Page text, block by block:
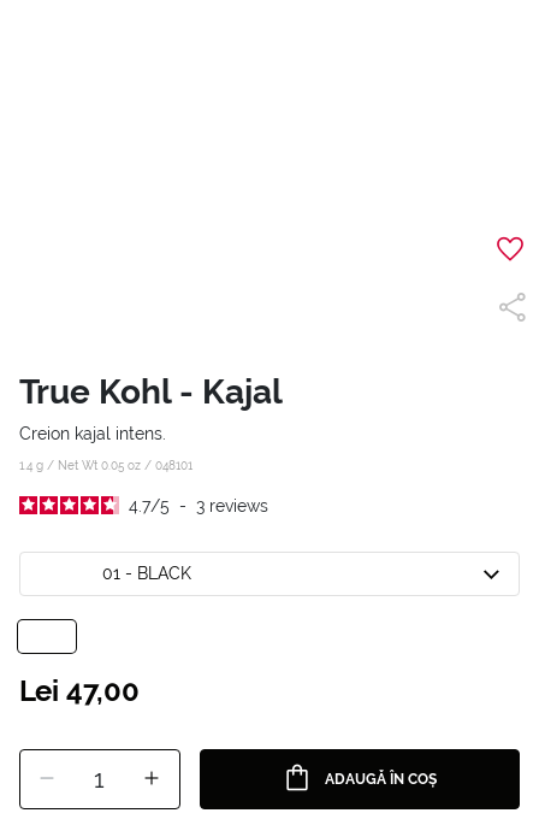
True Kohl - Kajal
Creion kajal intens.
1.4 g / Net Wt 0.05 oz / 048101
4.7/5 - 3 reviews
01 - BLACK
Lei 47,00
1 ADAUGĂ ÎN COȘ